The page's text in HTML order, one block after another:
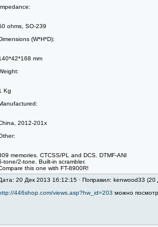
ohms, SO-239
(W*H*D):
mm
Kg
2012-201x
memories. CTCSS/PL and DCS. DTMF-ANI
tone/2-tone. Built-in scrambler.
this one with FT-8900R!
20 Дек 2013 16:12:15 · Поправил: kenwood33
446shop.com/views.asp?hw_id=203 можно